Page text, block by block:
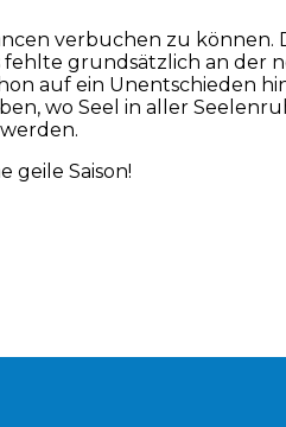
verbuchen zu
grundsätzlich an der
auf ein Unentschieden
wo Seel in aller
geile Saison!